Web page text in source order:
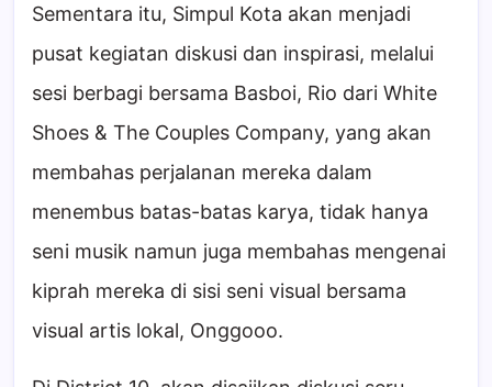
Sementara itu, Simpul Kota akan menjadi
pusat kegiatan diskusi dan inspirasi, melalui
sesi berbagi bersama Basboi, Rio dari White
Shoes & The Couples Company, yang akan
membahas perjalanan mereka dalam
menembus batas-batas karya, tidak hanya
seni musik namun juga membahas mengenai
kiprah mereka di sisi seni visual bersama
visual artis lokal, Onggooo.